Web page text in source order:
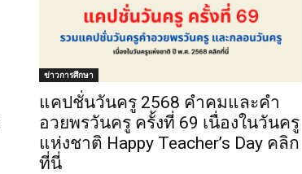
ข่าวการศึกษา
แคปชั่นวันครู 2568 คำคมและคำ
อวยพรวันครู ครั้งที่ 69 เนื่องในวันครู
แห่งชาติ Happy Teacher’s Day คลิก
ที่นี่